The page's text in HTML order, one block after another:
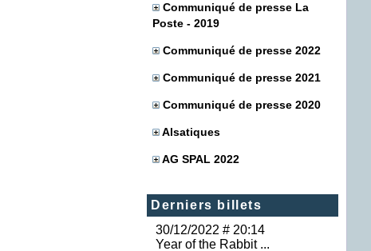
Communiqué de presse La
Poste - 2019
Communiqué de presse 2022
Communiqué de presse 2021
Communiqué de presse 2020
Alsatiques
AG SPAL 2022
Derniers billets
30/12/2022 # 20:14
Year of the Rabbit ...